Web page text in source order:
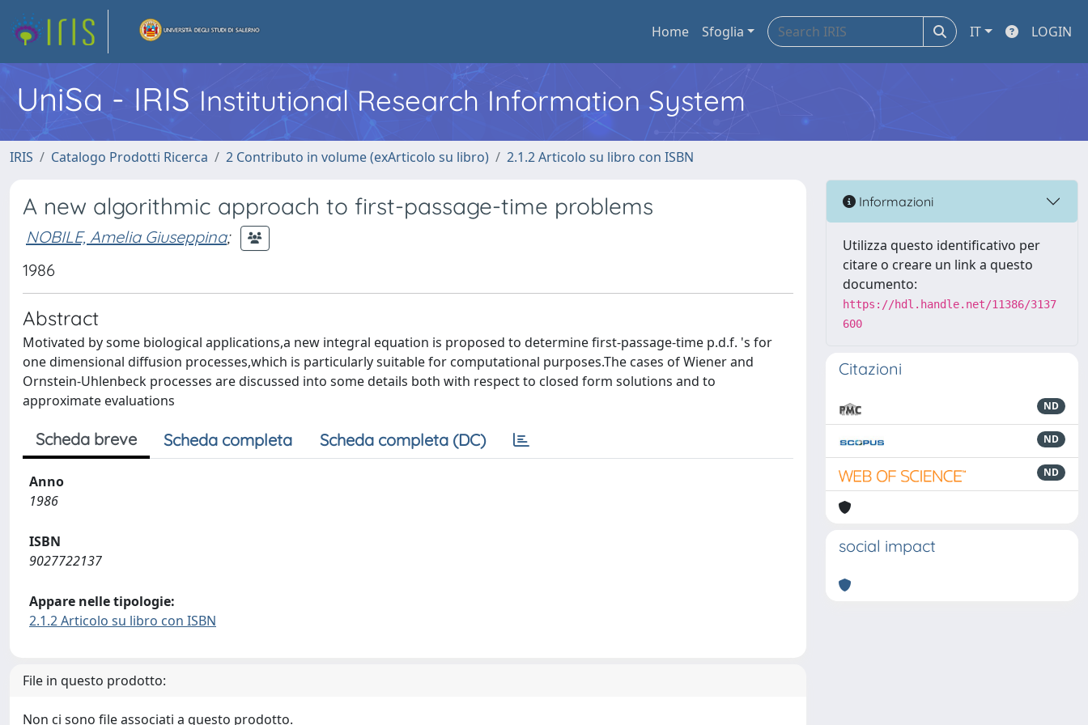
Home Sfoglia IT LOGIN
UniSa - IRIS Institutional Research Information System
IRIS Catalogo Prodotti Ricerca 2 Contributo in volume (exArticolo su libro) 2.1.2 Articolo su libro con ISBN
A new algorithmic approach to first-passage-time problems
NOBILE, Amelia Giuseppina;
1986
Abstract
Motivated by some biological applications,a new integral equation is proposed to determine first-passage-time p.d.f. 's for
one dimensional diffusion processes,which is particularly suitable for computational purposes.The cases of Wiener and
Ornstein-Uhlenbeck processes are discussed into some details both with respect to closed form solutions and to
approximate evaluations
Scheda breve Scheda completa Scheda completa (DC)
Anno
1986
ISBN
9027722137
Appare nelle tipologie:
2.1.2 Articolo su libro con ISBN
File in questo prodotto:
Non ci sono file associati a questo prodotto.
Informazioni
Utilizza questo identificativo per
citare o creare un link a questo
documento:
https://hdl.handle.net/11386/3137
600
Citazioni
ND
ND
ND
social impact